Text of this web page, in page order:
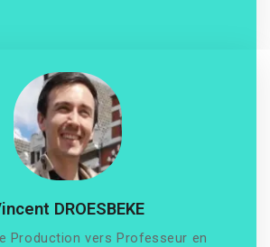
DROESBEKE
Production vers Professeur en